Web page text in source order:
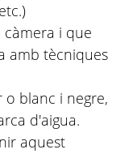
i que
amb tècniques
o blanc i negre,
d'aigua.
aquest